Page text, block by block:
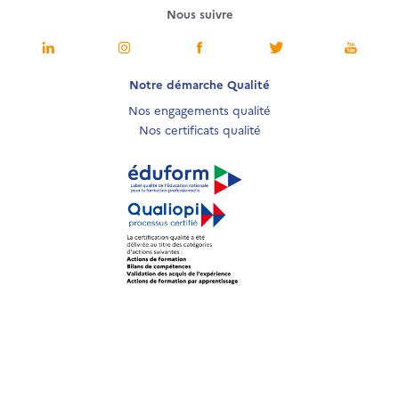
Nous suivre
Notre démarche Qualité
Nos engagements qualité
Nos certificats qualité